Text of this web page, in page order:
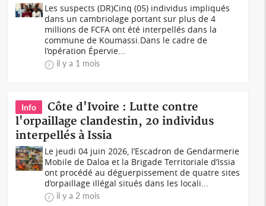
Les suspects (DR)Cinq (05) individus impliqués
dans un cambriolage portant sur plus de 4
millions de FCFA ont été interpellés dans la
commune de Koumassi.Dans le cadre de
l’opération Épervie...
il y a 1 mois
Info
Côte d'Ivoire : Lutte contre
l'orpaillage clandestin, 20 individus
interpellés à Issia
Le jeudi 04 juin 2026, l’Escadron de Gendarmerie
Mobile de Daloa et la Brigade Territoriale d’Issia
ont procédé au déguerpissement de quatre sites
d’orpaillage illégal situés dans les locali...
il y a 2 mois